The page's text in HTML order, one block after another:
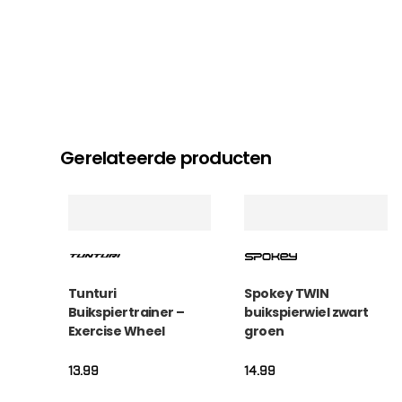
Gerelateerde producten
Tunturi
Buikspiertrainer –
Exercise Wheel
13.99
Spokey TWIN
buikspierwiel zwart
groen
14.99